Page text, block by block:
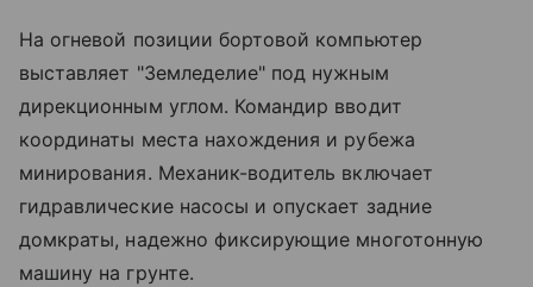
На огневой позиции бортовой компьютер
выставляет "Земледелие" под нужным
дирекционным углом. Командир вводит
координаты места нахождения и рубежа
минирования. Механик-водитель включает
гидравлические насосы и опускает задние
домкраты, надежно фиксирующие многотонную
машину на грунте.